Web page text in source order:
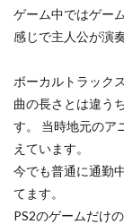
ゲーム中ではゲー
感じで主人公が演
ボーカルトラック
曲の長さとは違う
す。 当時地元のア
えています。
今でも普通に通勤
てます。
PS2のゲームだけ